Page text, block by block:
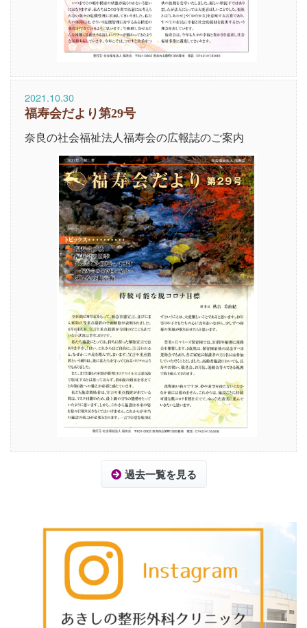
2021.10.30
福寿会だより第29号
奈良の社会福祉法人福寿会の広報誌のご案内
過去一覧を見る